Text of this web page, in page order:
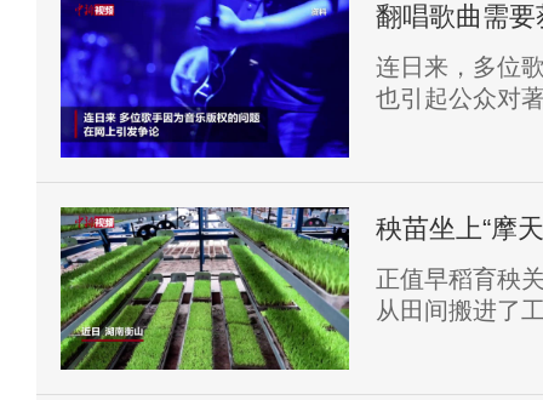
翻唱歌曲需
连日来，多位
也引起公众对
的使用，那就
得原词曲作者
取得录音制作
秧苗坐上“摩
正值早稻育秧
从田间搬进了